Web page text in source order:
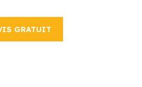
GRATUIT